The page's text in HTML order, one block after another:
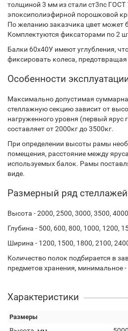
толщиной 3 мм из стали ст3пс
эпоксиполиэфирной порошковой
По желанию заказчика цвет может
Комплектуются фиксаторами по 2
Балки 60х40У имеют углубления,
фиксировать колеса,
Особенности
Максимально допустимая
стеллажную секцию зависит от
нагруженного уровня (первый ярус
составляет от 2000кг до 3500кг.
При определении высоты рамы
помещения, расстояние между
используемых балок. Рамы
виде.
Размерный ряд
Высота - 2000, 2500, 3000, 3500,
Глубина - 500, 600, 800, 1000, 1200,
Ширина - 1200, 1500, 1800, 2100,
Количество полок подбирается в
предметов хранения, минимальное -
Характеристики
Размеры